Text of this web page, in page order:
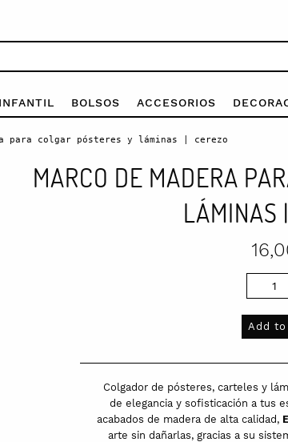
INFANTIL BOLSOS ACCESORIOS
para colgar pósteres y láminas | cerezo
MARCO DE MADERA
LÁMINAS
Add
Colgador de pósteres, carteles y
de elegancia y sofisticación a tus
acabados de madera de alta calidad,
arte sin dañarlas, gracias a su